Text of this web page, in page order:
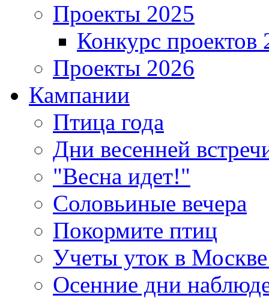
Проекты 2025
Конкурс проектов
Проекты 2026
Кампании
Птица года
Дни весенней
"Весна идет!"
Соловьиные вечера
Покормите птиц
Учеты уток в
Осенние дни